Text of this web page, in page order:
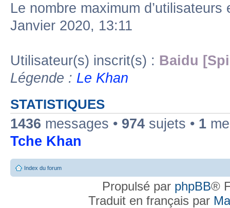
Le nombre maximum
Janvier 2020, 13:11
Utilisateur(s) inscrit(s) : Baidu
Légende : Le Khan
STATISTIQUES
1436 messages • 974 sujets • 1
Tche Khan
Index du forum
Propulsé par phpBB®
Traduit en français par